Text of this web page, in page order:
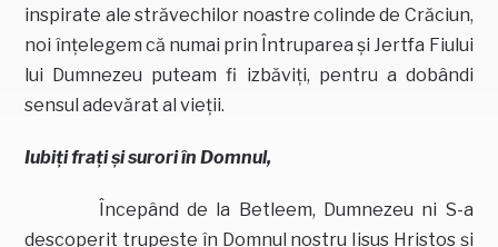
inspirate ale străvechilor noastre colinde de Crăciun,
noi înţelegem că numai prin Întruparea şi Jertfa Fiului
lui Dumnezeu puteam fi izbăviţi, pentru a dobândi
sensul adevărat al vieţii.
Iubiţi fraţi şi surori în Domnul,
Începând de la Betleem, Dumnezeu ni S-a
descoperit trupeşte în Domnul nostru Iisus Hristos şi